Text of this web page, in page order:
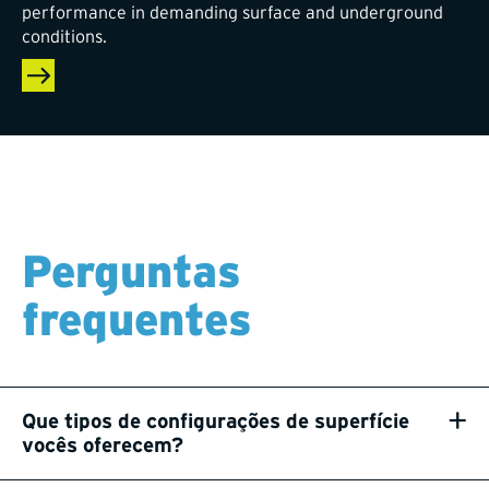
performance in demanding surface and underground
conditions.
Perguntas
frequentes
Que tipos de configurações de superfície
vocês oferecem?
+